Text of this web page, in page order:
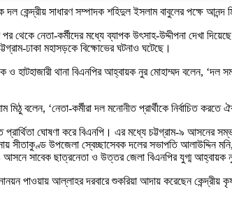
সাধারণ সম্পাদক শহিদুল ইসলাম বাবুলের পক্ষে আনন্দ
থেকে নেতা-কর্মীদের মধ্যে ব্যাপক উৎসাহ-উদ্দীপনা দেখা
ঢাকা মহাসড়কে বিক্ষোভের ঘটনাও ঘটেছে।
হাটহাজারী থানা বিএনপির আহ্বায়ক নুর মোহাম্মদ বলেন, ‘দল
বলেন, ‘নেতা-কর্মীরা দল মনোনীত প্রার্থীকে নির্বাচিত
প্রার্থিতা ঘোষণা করে বিএনপি। এর মধ্যে চট্টগ্রাম-৯ আসনের
সীতাকুণ্ড উপজেলা স্বেচ্ছাসেবক দলের সভাপতি আলাউদ্দিন
আসনে সাবেক ছাত্রনেতা ও উত্তর জেলা বিএনপির যুগ্ম
পাওয়ায় আল্লাহর দরবারে শুকরিয়া আদায় করেছেন কেন্দ্রীয়